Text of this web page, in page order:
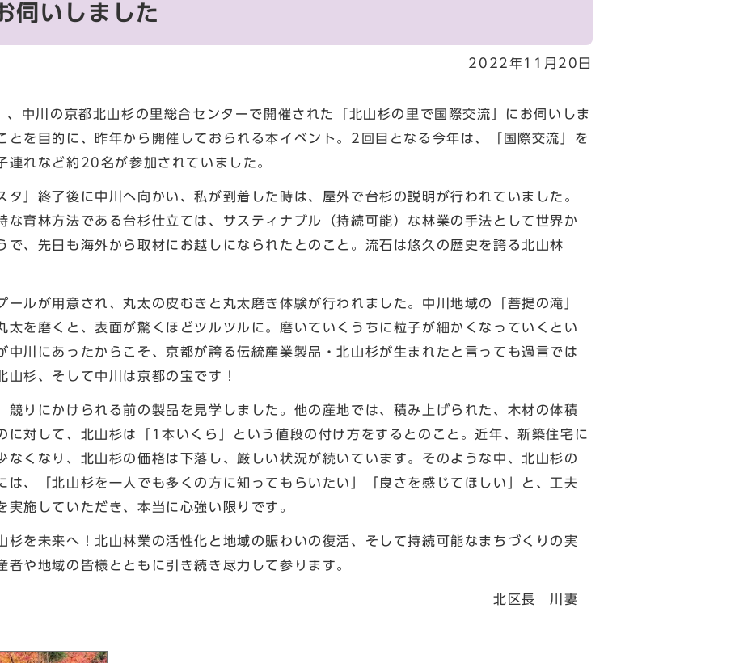
伺いしました
2022年11月20日
中川の京都北山杉の里総合センターで開催された「北山杉の里で国際交流」にお伺いしま
とを目的に、昨年から開催しておられる本イベント。2回目となる今年は、「国際交流」を
連れなど約20名が参加されていました。
」終了後に中川へ向かい、私が到着した時は、屋外で台杉の説明が行われていました。
な育林方法である台杉仕立ては、サスティナブル（持続可能）な林業の手法として世界か
で、先日も海外から取材にお越しになられたとのこと。流石は悠久の歴史を誇る北山林
ルが用意され、丸太の皮むきと丸太磨き体験が行われました。中川地域の「菩提の滝」
太を磨くと、表面が驚くほどツルツルに。磨いていくうちに粒子が細かくなっていくとい
中川にあったからこそ、京都が誇る伝統産業製品・北山杉が生まれたと言っても過言では
山杉、そして中川は京都の宝です！
りにかけられる前の製品を見学しました。他の産地では、積み上げられた、木材の体積
に対して、北山杉は「1本いくら」という値段の付け方をするとのこと。近年、新築住宅に
なくなり、北山杉の価格は下落し、厳しい状況が続いています。そのような中、北山杉の
は、「北山杉を一人でも多くの方に知ってもらいたい」「良さを感じてほしい」と、工夫
実施していただき、本当に心強い限りです。
を未来へ！北山林業の活性化と地域の賑わいの復活、そして持続可能なまちづくりの実
者や地域の皆様とともに引き続き尽力して参ります。
長 川妻